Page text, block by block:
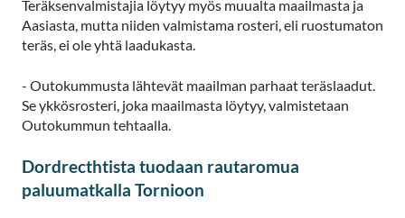
Teräksenvalmistajia löytyy myös muualta maailmasta ja
Aasiasta, mutta niiden valmistama rosteri, eli ruostumaton
teräs, ei ole yhtä laadukasta.
- Outokummusta lähtevät maailman parhaat teräslaadut.
Se ykkösrosteri, joka maailmasta löytyy, valmistetaan
Outokummun tehtaalla.
Dordrecthtista tuodaan rautaromua
paluumatkalla Tornioon